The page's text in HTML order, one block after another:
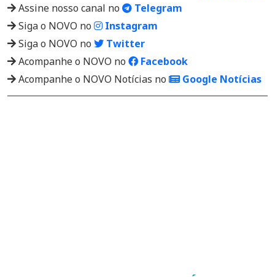
Assine nosso canal no
Telegram
Siga o NOVO no
Instagram
Siga o NOVO no
Twitter
Acompanhe o NOVO no
Facebook
Acompanhe o NOVO Notícias no
Google Notícias